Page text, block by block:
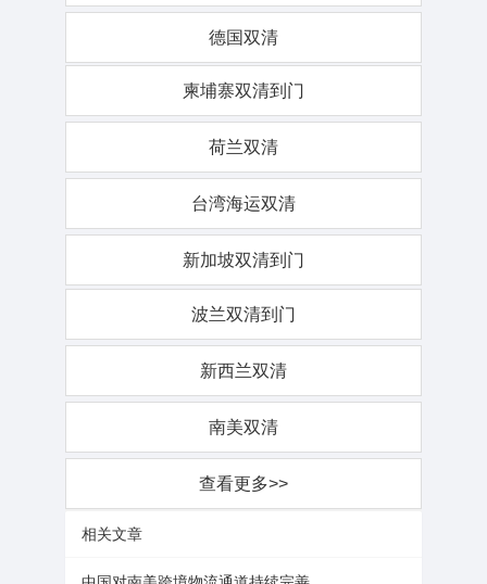
德国双清
柬埔寨双清到门
荷兰双清
台湾海运双清
新加坡双清到门
波兰双清到门
新西兰双清
南美双清
查看更多>>
相关文章